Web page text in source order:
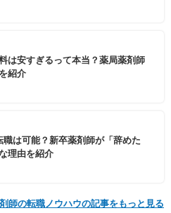
は安すぎるって本当？薬局薬剤師
紹介
職は可能？新卒薬剤師が「辞めた
理由を紹介
師の転職ノウハウの記事をもっと見る